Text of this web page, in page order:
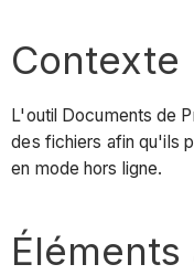
Contexte
L'outil Documents de
des fichiers afin qu'ils
en mode hors ligne.